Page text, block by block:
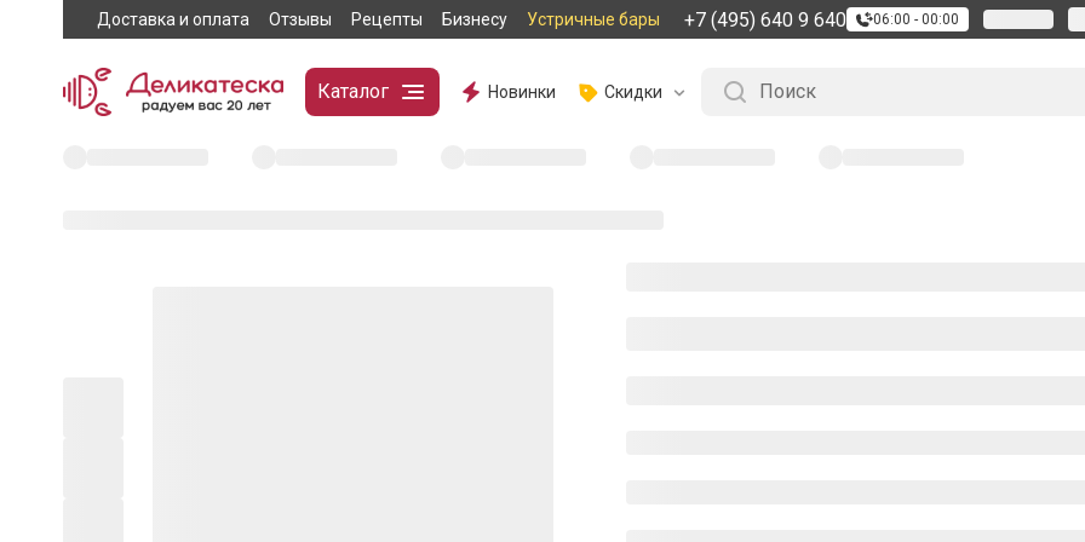
Доставка и оплата Отзывы Рецепты Бизнесу Устричные бары +7 (495) 640 9 640 06:00 - 00:00
Каталог Новинки Скидки